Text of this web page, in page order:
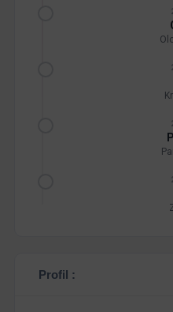
Profil :